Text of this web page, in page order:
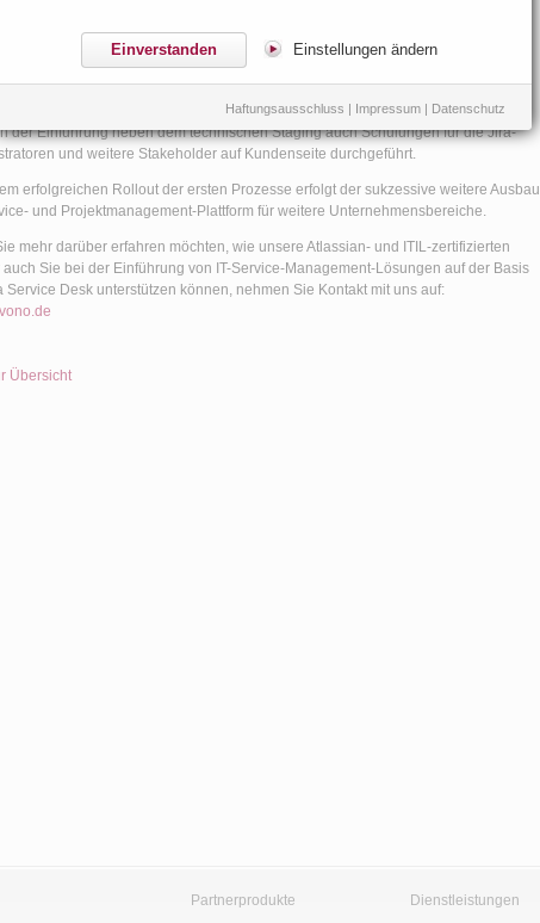
Projekts bildet Jira Service Desk zur Umsetzung ITIL-konformer Prozesse für
, Change-, Problem-, und Service-Management. Für die Abbildung von
und Assets kam hier unter anderem die Marketplace-App Insight von
zum Einsatz.
im Projekt bei Konzeption, Prozessdesign und Umsetzung unterstützt sowie im
der Einführung neben dem technischen Staging auch Schulungen für die Jira-
und weitere Stakeholder auf Kundenseite durchgeführt.
erfolgreichen Rollout der ersten Prozesse erfolgt der sukzessive weitere Ausbau
und Projektmanagement-Plattform für weitere Unternehmensbereiche.
mehr darüber erfahren möchten, wie unsere Atlassian- und ITIL-zertifizierten
auch Sie bei der Einführung von IT-Service-Management-Lösungen auf der Basis
Service Desk unterstützen können, nehmen Sie Kontakt mit uns auf:
Übersicht
Partnerprodukte Dienstleistungen
Einverstanden Einstellungen ändern
Haftungsausschluss | Impressum | Datenschutz